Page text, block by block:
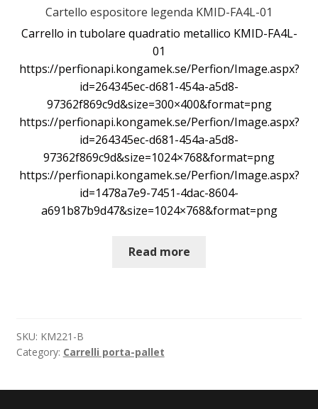
Cartello espositore legenda KMID-FA4L-01
Carrello in tubolare quadratio metallico KMID-FA4L-
01
https://perfionapi.kongamek.se/Perfion/Image.aspx?
id=264345ec-d681-454a-a5d8-
97362f869c9d&size=300×400&format=png
https://perfionapi.kongamek.se/Perfion/Image.aspx?
id=264345ec-d681-454a-a5d8-
97362f869c9d&size=1024×768&format=png
https://perfionapi.kongamek.se/Perfion/Image.aspx?
id=1478a7e9-7451-4dac-8604-
a691b87b9d47&size=1024×768&format=png
Read more
SKU: KM221-B
Category: Carrelli porta-pallet